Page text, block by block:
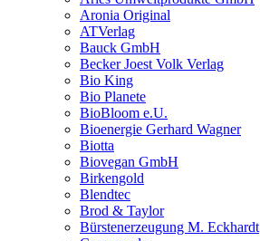
Aronia Original
ATVerlag
Bauck GmbH
Becker Joest Volk Verlag
Bio King
Bio Planete
BioBloom e.U.
Bioenergie Gerhard Wagner
Biotta
Biovegan GmbH
Birkengold
Blendtec
Brod & Taylor
Bürstenerzeugung M. Eckhardt